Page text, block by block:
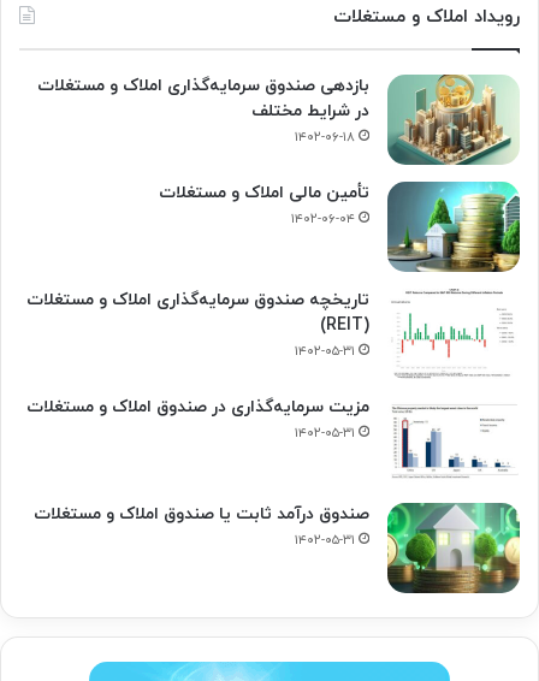
رویداد املاک و مستغلات
بازدهی صندوق سرمایه‌گذاری املاک و مستغلات
در شرایط مختلف
۱۴۰۲-۰۶-۱۸
تأمین مالی املاک و مستغلات
۱۴۰۲-۰۶-۰۴
تاریخچه صندوق سرمایه‌گذاری املاک و مستغلات
(REIT)
۱۴۰۲-۰۵-۳۱
مزیت سرمایه‌گذاری در صندوق املاک و مستغلات
۱۴۰۲-۰۵-۳۱
صندوق درآمد ثابت یا صندوق املاک و مستغلات
۱۴۰۲-۰۵-۳۱